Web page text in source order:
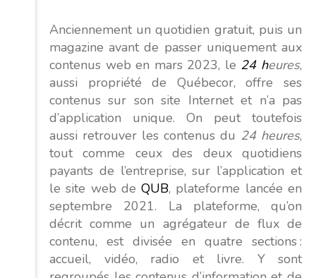
Anciennement un quotidien gratuit, puis un
magazine avant de passer uniquement aux
contenus web en mars 2023, le 24 heures,
aussi propriété de Québecor, offre ses
contenus sur son site Internet et n’a pas
d’application unique. On peut toutefois
aussi retrouver les contenus du 24 heures,
tout comme ceux des deux quotidiens
payants de l’entreprise, sur l’application et
le site web deQUB, plateforme lancée en
septembre 2021. La plateforme, qu’on
décrit comme un agrégateur de flux de
contenu, est divisée en quatre sections :
accueil, vidéo, radio et livre. Y sont